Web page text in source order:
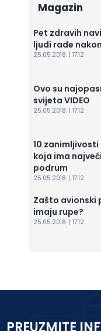
Magazin
Pet zdravih
ljudi rade
25.05.2018. | 17:12
Ovo su
svijeta VIDEO
25.05.2018. | 17:12
10 zanimljivosti
koja ima
podrum
25.05.2018. | 17:12
Zašto avionski
imaju rupe?
25.05.2018. | 17:12
PREUZMITE